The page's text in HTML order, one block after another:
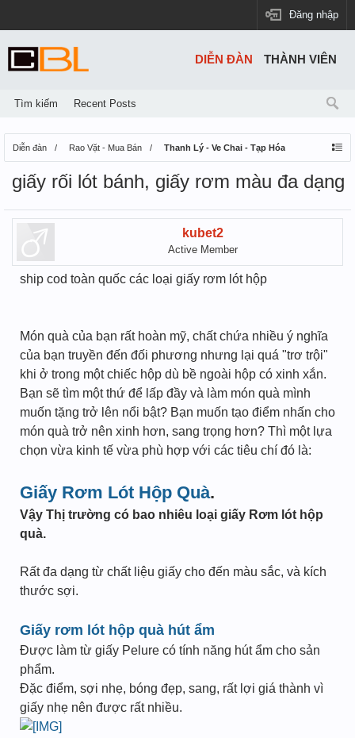
Đăng nhập
Diễn đàn Rao Vặt - Mua Bán Thanh Lý - Ve Chai - Tạp Hóa
giấy rối lót bánh, giấy rơm màu đa dạng
kubet2
Active Member
ship cod toàn quốc các loại giấy rơm lót hộp
Món quà của bạn rất hoàn mỹ, chất chứa nhiều ý nghĩa
của bạn truyền đến đối phương nhưng lại quá "trơ trội"
khi ở trong một chiếc hộp dù bề ngoài hộp có xinh xắn.
Bạn sẽ tìm một thứ để lấp đầy và làm món quà mình
muốn tặng trở lên nổi bật? Bạn muốn tạo điểm nhấn cho
món quà trở nên xinh hơn, sang trọng hơn? Thì một lựa
chọn vừa kinh tế vừa phù hợp với các tiêu chí đó là:
Giấy Rơm Lót Hộp Quà.
Vậy Thị trường có bao nhiêu loại giấy Rơm lót hộp
quà.
Rất đa dạng từ chất liệu giấy cho đến màu sắc, và kích
thước sợi.
Giấy rơm lót hộp quà hút ẩm
Được làm từ giấy Pelure có tính năng hút ẩm cho sản
phẩm.
Đặc điểm, sợi nhẹ, bóng đẹp, sang, rất lợi giá thành vì
giấy nhẹ nên được rất nhiều.
DIỄN ĐÀN
Tìm kiếm Recent Posts
THÀNH VIÊN